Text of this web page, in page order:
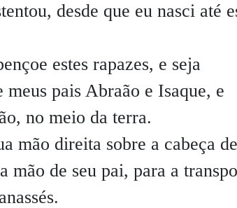
desde que eu nasci até
estes rapazes, e seja
pais Abraão e Isaque, e
no meio da terra.
mão direita sobre a cabeça de
mão de seu pai, para a